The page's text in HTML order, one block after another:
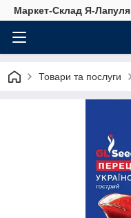
Маркет-Склад Я-Лапуля
Товари та послуги